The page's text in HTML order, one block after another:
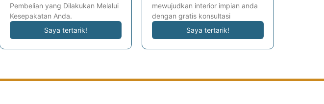
Pembelian yang Dilakukan Melalui
Kesepakatan Anda.
Saya tertarik!
mewujudkan interior impian anda
dengan gratis konsultasi
Saya tertarik!